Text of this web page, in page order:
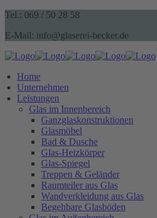
Tel.: 069 / 50 28 58
E-Mail: info@glaserei-becker.de
Home
Unternehmen
Leistungen
Glas im Innenbereich
Ganzglaskonstruktionen
Glasmöbel
Bad & Dusche
Glas-Heizkörper
Glas-Spiegel
Treppen & Geländer
Raumteiler aus Glas
Wandverkleidung aus Glas
Begehbare Glasböden